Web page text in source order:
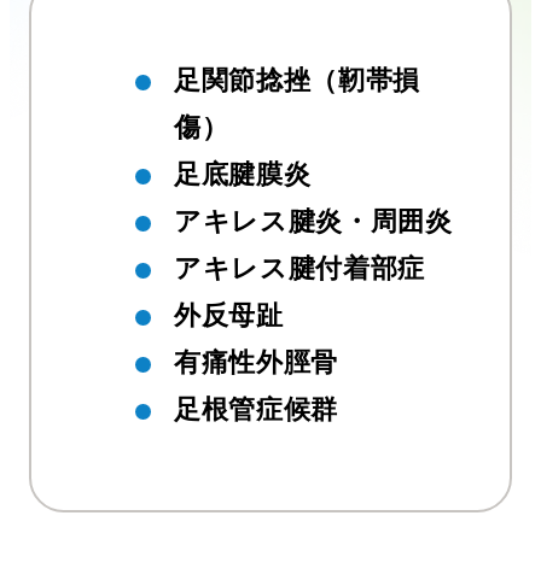
足関節捻挫（靭帯損
傷）
足底腱膜炎
アキレス腱炎・周囲炎
アキレス腱付着部症
外反母趾
有痛性外脛骨
足根管症候群